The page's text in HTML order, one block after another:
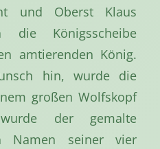
und Oberst Klaus
die Königsscheibe
amtierenden König.
hin, wurde die
großen Wolfskopf
der gemalte
Namen seiner vier